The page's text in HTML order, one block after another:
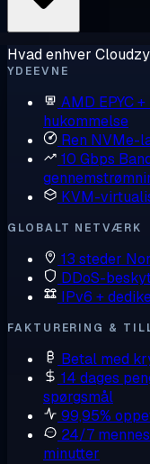
Hvad enhver
YDEEVNE
AMD EPYC
hukommelse
Ren NVMe-
10 Gbps
KVM-
GLOBALT NETVÆRK
13 steder
DDoS-
IPv6 +
FAKTURERING &
Betal med
14 dages
spørgsmål
99,95%
24/7
minutter